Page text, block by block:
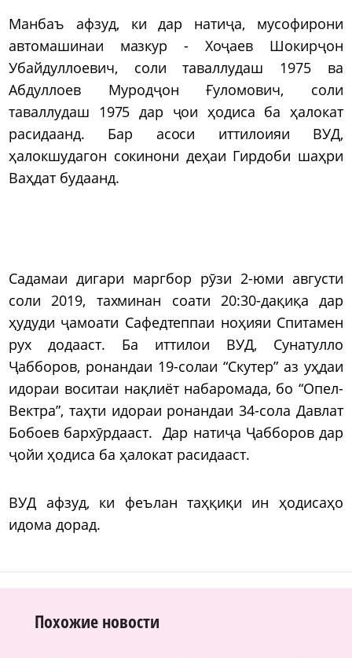
Манбаъ афзуд, ки дар натиҷа, мусофирони
автомашинаи мазкур - Хоҷаев Шокирҷон
Убайдуллоевич, соли таваллудаш 1975 ва
Абдуллоев Муродҷон Ғуломович, соли
таваллудаш 1975 дар ҷои ҳодиса ба ҳалокат
расидаанд. Бар асоси иттилоияи ВУД,
ҳалокшудагон сокинони деҳаи Гирдоби шаҳри
Ваҳдат будаанд.
Садамаи дигари маргбор рӯзи 2-юми августи
соли 2019, тахминан соати 20:30-дақиқа дар
ҳудуди ҷамоати Сафедтеппаи ноҳияи Спитамен
рух додааст. Ба иттилои ВУД, Сунатулло
Ҷабборов, ронандаи 19-солаи “Скутер” аз уҳдаи
идораи воситаи нақлиёт набаромада, бо “Опел-
Вектра”, таҳти идораи ронандаи 34-сола Давлат
Бобоев бархӯрдааст. Дар натиҷа Ҷабборов дар
ҷойи ҳодиса ба ҳалокат расидааст.
ВУД афзуд, ки феълан таҳқиқи ин ҳодисаҳо
идома дорад.
Похожие новости